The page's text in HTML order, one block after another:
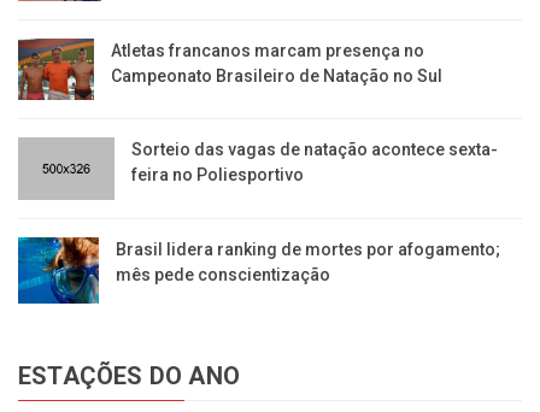
Atletas francanos marcam presença no
Campeonato Brasileiro de Natação no Sul
Sorteio das vagas de natação acontece sexta-
feira no Poliesportivo
Brasil lidera ranking de mortes por afogamento;
mês pede conscientização
ESTAÇÕES DO ANO